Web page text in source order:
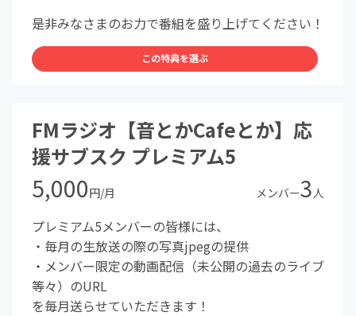
是非みなさまのお力で番組を盛り上げてください！
この特典を選ぶ
FMラジオ【音とかCafeとか】応
援サブスク プレミアム5
5,000円/月 メンバー3人
プレミアム5メンバーの皆様には、
・毎月の生放送の際の写真jpegの提供
・メンバー限定の動画配信（未公開の過去のライブ
等々）のURL
を毎月送らせていただきます！